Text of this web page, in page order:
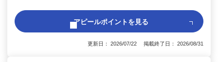
アピールポイントを見る
更新日： 2026/07/22 掲載終了日： 2026/08/31